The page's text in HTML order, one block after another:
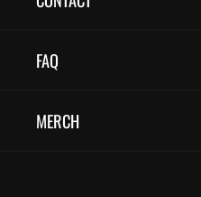
FAQ
MERCH